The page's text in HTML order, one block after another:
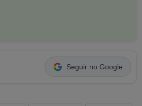
Seguir no Google